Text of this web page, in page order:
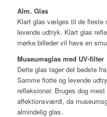
Alm. Glas
Klart glas vælges til de fleste
levende udtryk. Klart glas
mørke billeder vil have en
Museumsglas med UV-filter
Dette glas tager det bedste
Samme flotte og levende
refleksioner. Bruges dog
affektionsværdi, da
almindelig glas.